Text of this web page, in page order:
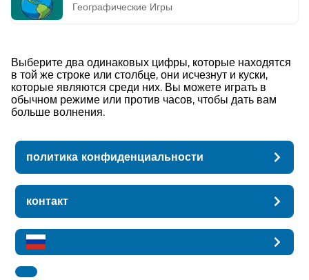
Географические Игры
Выберите два одинаковых цифры, которые находятся
в той же строке или столбце, они исчезнут и куски,
которые являются среди них. Вы можете играть в
обычном режиме или против часов, чтобы дать вам
больше волнения.
политика конфиденциальности
контакт